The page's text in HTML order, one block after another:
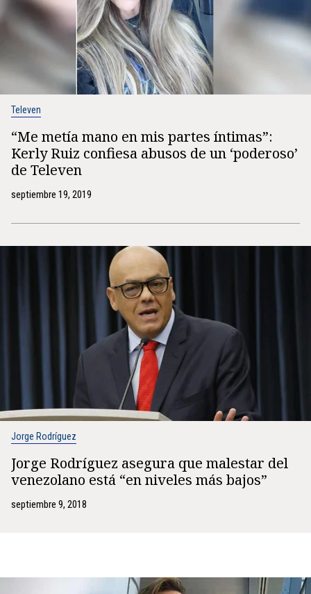
Televen
“Me metía mano en mis partes íntimas”:
Kerly Ruiz confiesa abusos de un ‘poderoso’
de Televen
septiembre 19, 2019
Jorge Rodríguez
Jorge Rodríguez asegura que malestar del
venezolano está “en niveles más bajos”
septiembre 9, 2018